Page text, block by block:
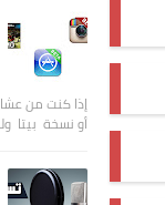
إذا كنت من
أو نسخة بيتا